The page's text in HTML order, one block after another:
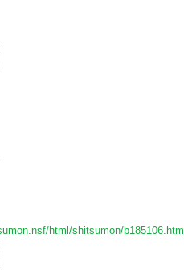
html/shitsumon/b185106.htm